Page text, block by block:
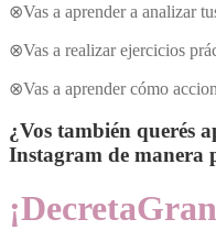
⊗Vas a aprender a analizar
⊗Vas a realizar ejercicios
⊗Vas a aprender cómo
¿Vos también querés
Instagram de manera